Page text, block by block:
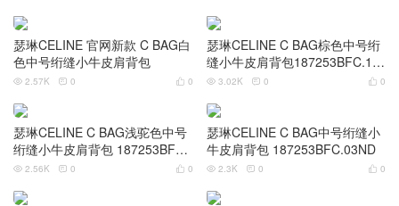
CELINE瑟琳C BAG中号双色绗
缝小牛皮肩背包 187253BFD.01
WB
 2.39K
瑟琳CELINE 官网新款 C BAG白
色中号绗缝小牛皮肩背包
 2.57K
瑟琳CELINE C BAG棕色中号绗
缝小牛皮肩背包187253BFC.19
BR
 3.02K